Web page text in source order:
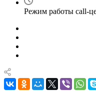
Режим работы call-